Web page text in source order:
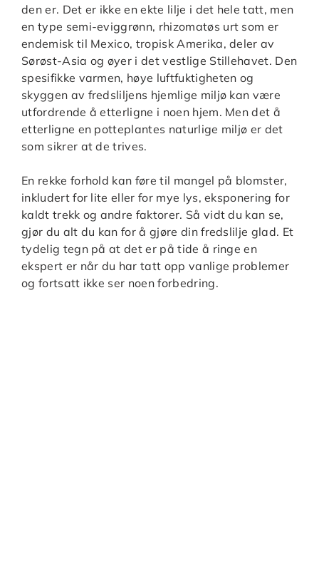
den er. Det er ikke en ekte lilje i det hele tatt, men
en type semi-eviggrønn, rhizomatøs urt som er
endemisk til Mexico, tropisk Amerika, deler av
Sørøst-Asia og øyer i det vestlige Stillehavet. Den
spesifikke varmen, høye luftfuktigheten og
skyggen av fredsliljens hjemlige miljø kan være
utfordrende å etterligne i noen hjem. Men det å
etterligne en potteplantes naturlige miljø er det
som sikrer at de trives.
En rekke forhold kan føre til mangel på blomster,
inkludert for lite eller for mye lys, eksponering for
kaldt trekk og andre faktorer. Så vidt du kan se,
gjør du alt du kan for å gjøre din fredslilje glad. Et
tydelig tegn på at det er på tide å ringe en
ekspert er når du har tatt opp vanlige problemer
og fortsatt ikke ser noen forbedring.